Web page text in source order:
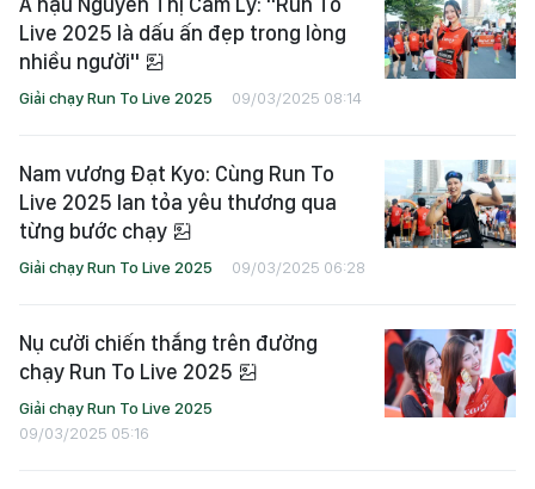
Live 2025 là dấu ấn đẹp trong lòng
nhiều người"
Giải chạy Run To Live 2025 09/03/2025 08:14
Nam vương Đạt Kyo: Cùng Run To
Live 2025 lan tỏa yêu thương qua
từng bước chạy
Giải chạy Run To Live 2025 09/03/2025 06:28
Nụ cười chiến thắng trên đường
chạy Run To Live 2025
Giải chạy Run To Live 2025
09/03/2025 05:16